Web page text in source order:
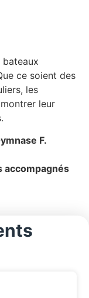
ce soient des
les
leur
F.
accompagnés